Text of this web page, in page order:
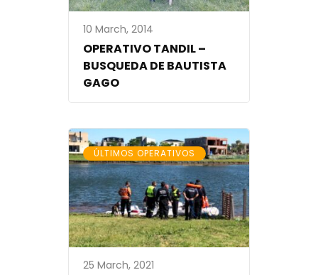
10 March, 2014
OPERATIVO TANDIL –
BUSQUEDA DE BAUTISTA
GAGO
ÚLTIMOS OPERATIVOS
25 March, 2021